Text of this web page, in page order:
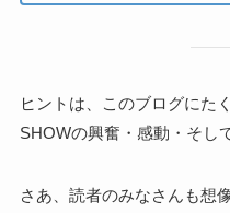
ヒントは、このブログにた
SHOWの興奮・感動・そし
さあ、読者のみなさんも想